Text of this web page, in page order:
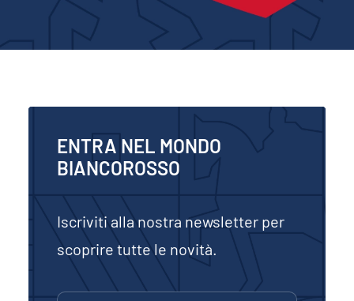
ENTRA NEL MONDO
BIANCOROSSO
Iscriviti alla nostra newsletter per
scoprire tutte le novità.